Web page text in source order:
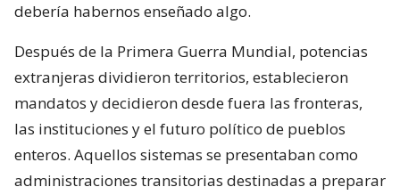
debería habernos enseñado algo.
Después de la Primera Guerra Mundial, potencias
extranjeras dividieron territorios, establecieron
mandatos y decidieron desde fuera las fronteras,
las instituciones y el futuro político de pueblos
enteros. Aquellos sistemas se presentaban como
administraciones transitorias destinadas a preparar